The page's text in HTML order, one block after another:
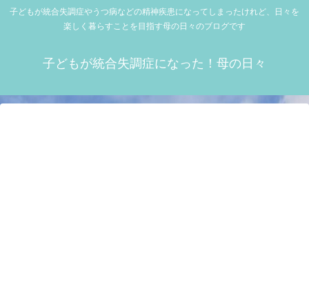
子どもが統合失調症やうつ病などの精神疾患になってしまったけれど、日々を
楽しく暮らすことを目指す母の日々のブログです
子どもが統合失調症になった！母の日々